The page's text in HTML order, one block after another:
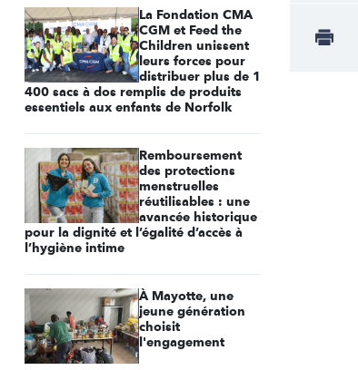
La Fondation CMA
CGM et Feed the
Children unissent
leurs forces pour
distribuer plus de 1
400 sacs à dos remplis de produits
essentiels aux enfants de Norfolk
Remboursement
des protections
menstruelles
réutilisables : une
avancée historique
pour la dignité et l’égalité d’accès à
l’hygiène intime
À Mayotte, une
jeune génération
choisit
l'engagement